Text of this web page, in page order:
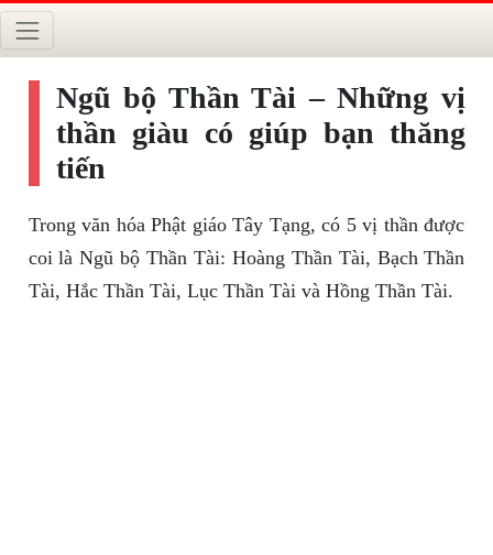
Ngũ bộ Thần Tài – Những vị
thần giàu có giúp bạn thăng
tiến
Trong văn hóa Phật giáo Tây Tạng, có 5 vị thần được
coi là Ngũ bộ Thần Tài: Hoàng Thần Tài, Bạch Thần
Tài, Hắc Thần Tài, Lục Thần Tài và Hồng Thần Tài.